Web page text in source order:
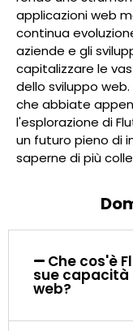
applicazioni web
continua
aziende e gli
capitalizzare le
dello sviluppo
che abbiate
l'esplorazione di
un futuro pieno di
saperne di più
Che cos'è
sue capacità
web?